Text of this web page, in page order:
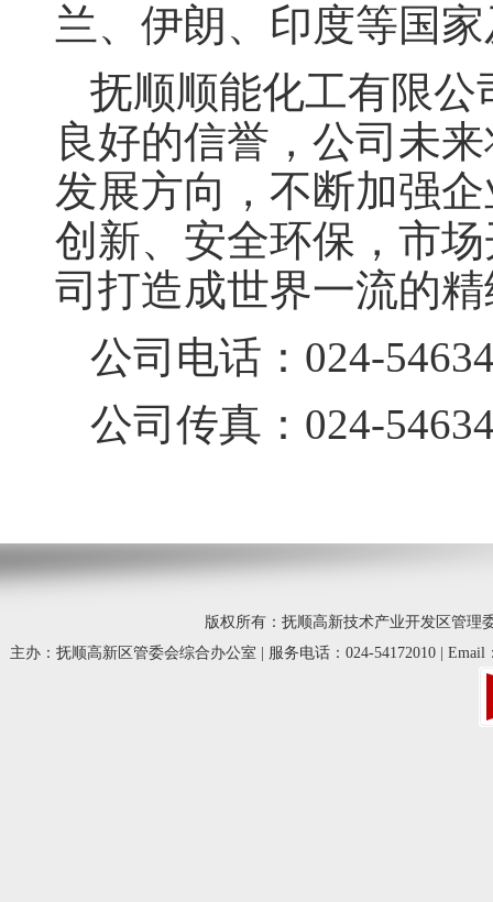
兰、伊朗、印度等国
抚顺顺能化工有限
良好的信誉，公司未
发展方向，不断加强
创新、安全环保，市
司打造成世界一流的
公司电话：024-
公司传真：024-
版权所有：抚顺高新技术产业开发区管理
主办：抚顺高新区管委会综合办公室 | 服务电话：024-54172010 | Email